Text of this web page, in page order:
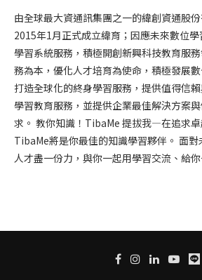
由全球最大資通訊集團之一的緯創資通股
2015年1月正式成立緯育；因應未來數位
學習系統服務，積極開創新興科技教育服
務為本，優化人才培育為使命，積極發展
打造全球化的終身學習服務，提供值得信
學習教育服務，並提供企業最佳解決方案
求。 教你知識！TibaMe 提拔我—在追求卓
TibaMe將是你最佳的知識學習夥伴。 面
人才盡一份力，與你一起用學習交流、給